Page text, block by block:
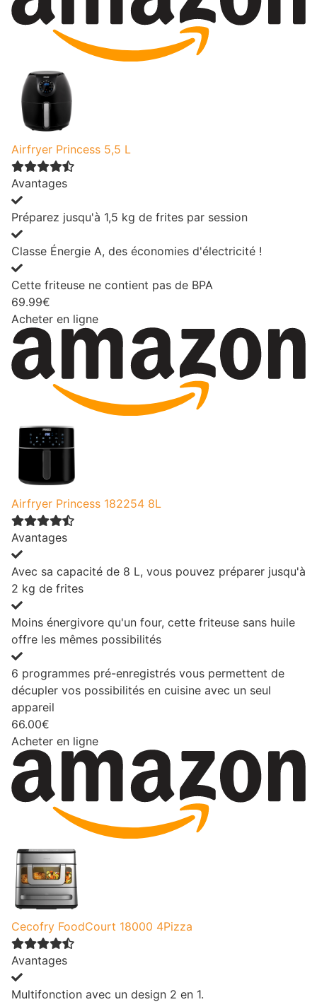
Airfryer Princess 5,5 L
Avantages
Préparez jusqu'à 1,5 kg de frites par session
Classe Énergie A, des économies d'électricité !
Cette friteuse ne contient pas de BPA
69.99€
Acheter en ligne
Airfryer Princess 182254 8L
Avantages
Avec sa capacité de 8 L, vous pouvez préparer jusqu'à
2 kg de frites
Moins énergivore qu'un four, cette friteuse sans huile
offre les mêmes possibilités
6 programmes pré-enregistrés vous permettent de
décupler vos possibilités en cuisine avec un seul
appareil
66.00€
Acheter en ligne
Cecofry FoodCourt 18000 4Pizza
Avantages
Multifonction avec un design 2 en 1.